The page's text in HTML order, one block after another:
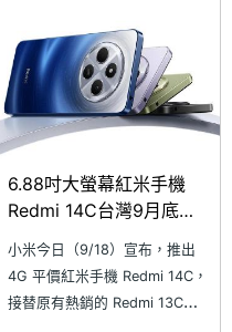
5G 外型設計
6.88吋大螢幕紅米手機
Redmi 14C台灣9月底上
小米今日（9/18）宣布，推出
4G 平價紅米手機 Redmi 14C，
接替原有熱銷的 Redmi 13C，